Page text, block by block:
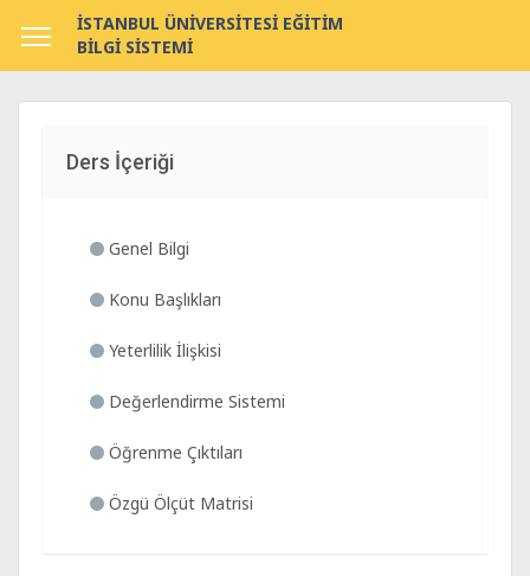
İSTANBUL ÜNİVERSİTESİ EĞİTİM
BİLGİ SİSTEMİ
Ders İçeriği
Genel Bilgi
Konu Başlıkları
Yeterlilik İlişkisi
Değerlendirme Sistemi
Öğrenme Çıktıları
Özgü Ölçüt Matrisi